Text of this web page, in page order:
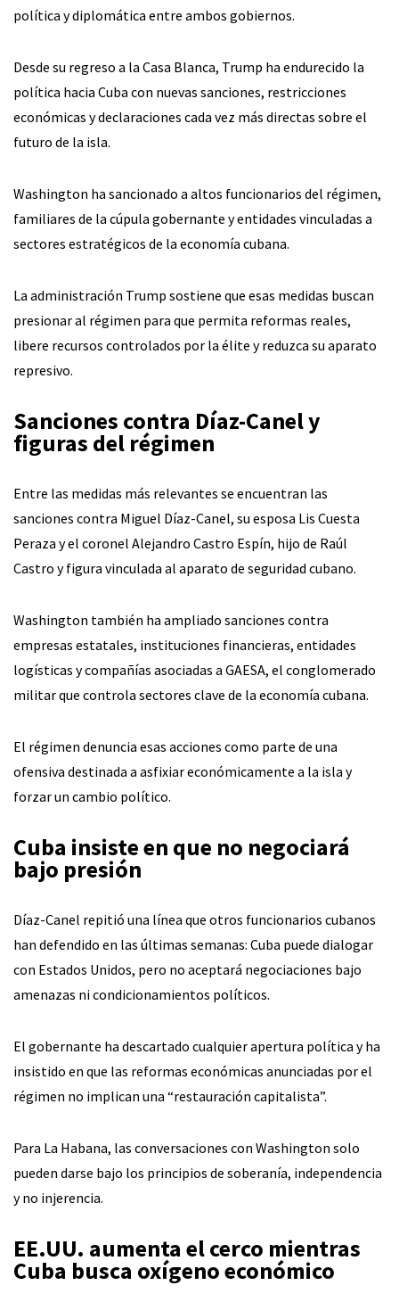
política y diplomática entre ambos gobiernos.
Desde su regreso a la Casa Blanca, Trump ha endurecido la
política hacia Cuba con nuevas sanciones, restricciones
económicas y declaraciones cada vez más directas sobre el
futuro de la isla.
Washington ha sancionado a altos funcionarios del régimen,
familiares de la cúpula gobernante y entidades vinculadas a
sectores estratégicos de la economía cubana.
La administración Trump sostiene que esas medidas buscan
presionar al régimen para que permita reformas reales,
libere recursos controlados por la élite y reduzca su aparato
represivo.
Sanciones contra Díaz-Canel y
figuras del régimen
Entre las medidas más relevantes se encuentran las
sanciones contra Miguel Díaz-Canel, su esposa Lis Cuesta
Peraza y el coronel Alejandro Castro Espín, hijo de Raúl
Castro y figura vinculada al aparato de seguridad cubano.
Washington también ha ampliado sanciones contra
empresas estatales, instituciones financieras, entidades
logísticas y compañías asociadas a GAESA, el conglomerado
militar que controla sectores clave de la economía cubana.
El régimen denuncia esas acciones como parte de una
ofensiva destinada a asfixiar económicamente a la isla y
forzar un cambio político.
Cuba insiste en que no negociará
bajo presión
Díaz-Canel repitió una línea que otros funcionarios cubanos
han defendido en las últimas semanas: Cuba puede dialogar
con Estados Unidos, pero no aceptará negociaciones bajo
amenazas ni condicionamientos políticos.
El gobernante ha descartado cualquier apertura política y ha
insistido en que las reformas económicas anunciadas por el
régimen no implican una “restauración capitalista”.
Para La Habana, las conversaciones con Washington solo
pueden darse bajo los principios de soberanía, independencia
y no injerencia.
EE.UU. aumenta el cerco mientras
Cuba busca oxígeno económico